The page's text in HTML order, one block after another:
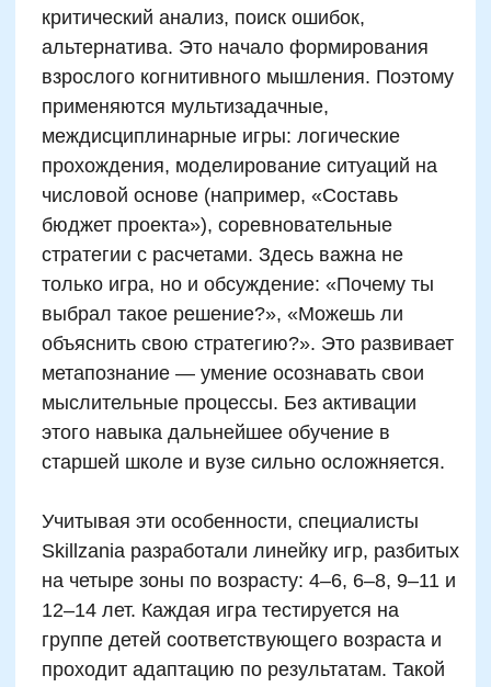
удовольствия) — что делает нейрообучение
устойчиво привлекательным. Это особенно
важно в долгосрочном развитии, где
“удовольствие от умственного усилия”
к обучению.
Интеграция нейроподхода
в обычную школу:
возможно ли это?
Растущее количество школ по всему миру
внедряют элементы нейроразвития через
игровые математические занятия. В
урок связан с когнитивным развитием, а
число и логика подаются в формате
Сингапуре с 2020 года элементарная
математика в младшей школе подается
через блоки «объективация, функция,
моделирование» — где каждое число имеет
форму или задачу.